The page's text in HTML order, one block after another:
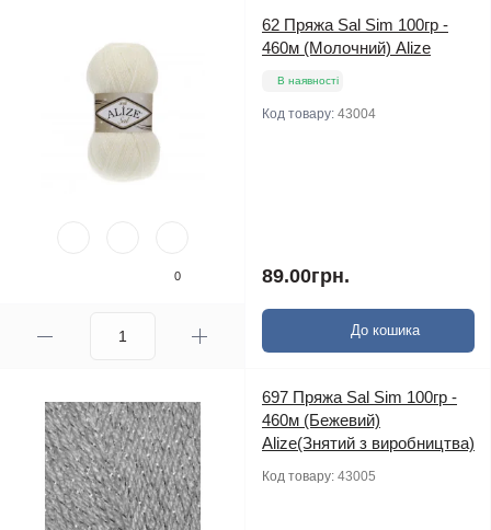
0
62 Пряжа Sal Sim 100гр -
460м (Молочний) Alize
В наявності
Код товару: 43004
89.00грн.
До кошика
697 Пряжа Sal Sim 100гр -
460м (Бежевий)
Alize(Знятий з виробництва)
Код товару: 43005